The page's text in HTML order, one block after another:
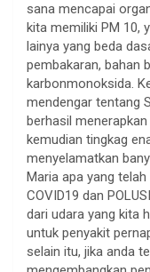
sana mencapai
kita memiliki PM 10,
lainya yang beda
pembakaran, bahan
karbonmonoksida.
mendengar tentang
berhasil
kemudian tingkag
menyelamatkan
Maria apa yang
COVID19 dan
dari udara yang kita
untuk penyakit
selain itu, jika anda